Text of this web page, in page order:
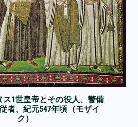
ス1世皇帝とその役人、警備
者、紀元547年頃（モザイ
ク）